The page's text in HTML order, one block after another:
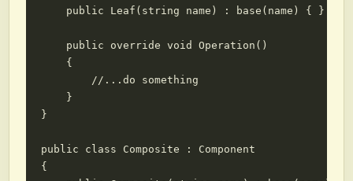
    public Leaf(string name) : base(name) { }
    public override void Operation()
    {
        //...do something
    }
}
public class Composite : Component
{